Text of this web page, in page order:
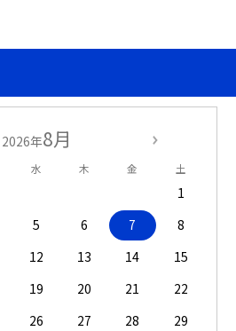
2026年8月
水 木 金 土
1
5 6 7
8
12 13 14
15
19 20 21
22
26 27 28
29